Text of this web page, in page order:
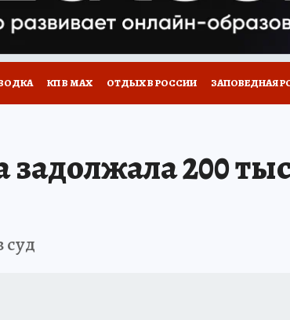
КП В МАХ ОТДЫХ В РОССИИ ЗАПОВЕДНАЯ
200
суд